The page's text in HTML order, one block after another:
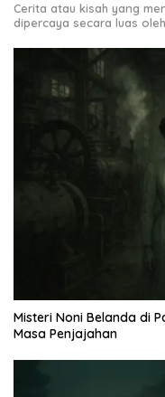
Cerita atau kisah yang
dipercaya secara luas
Misteri Noni Belanda di
Masa Penjajahan